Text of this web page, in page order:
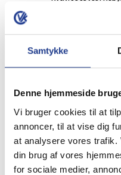
Samtykke
Denne hjemmeside
Vi bruger cookies til at
annoncer, til at vise dig
at analysere vores trafik.
din brug af vores
for sociale medier,
Værktøj
greb
Hvad er
lyst greb?
Den eneste
Materialer,
samme som på